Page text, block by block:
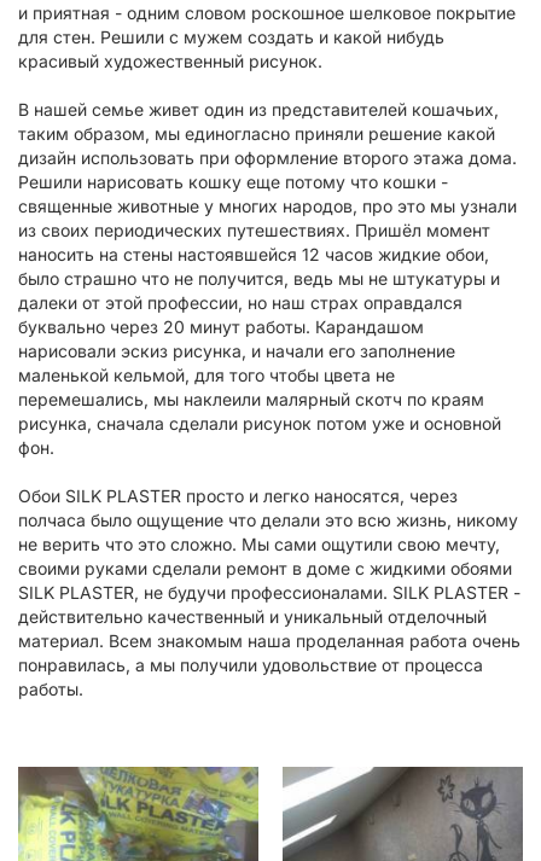
и приятная - одним словом роскошное шелковое покрытие
для стен. Решили с мужем создать и какой нибудь
красивый художественный рисунок.
В нашей семье живет один из представителей кошачьих,
таким образом, мы единогласно приняли решение какой
дизайн использовать при оформление второго этажа дома.
Решили нарисовать кошку еще потому что кошки -
священные животные у многих народов, про это мы узнали
из своих периодических путешествиях. Пришёл момент
наносить на стены настоявшейся 12 часов жидкие обои,
было страшно что не получится, ведь мы не штукатуры и
далеки от этой профессии, но наш страх оправдался
буквально через 20 минут работы. Карандашом
нарисовали эскиз рисунка, и начали его заполнение
маленькой кельмой, для того чтобы цвета не
перемешались, мы наклеили малярный скотч по краям
рисунка, сначала сделали рисунок потом уже и основной
фон.
Обои SILK PLASTER просто и легко наносятся, через
полчаса было ощущение что делали это всю жизнь, никому
не верить что это сложно. Мы сами ощутили свою мечту,
своими руками сделали ремонт в доме с жидкими обоями
SILK PLASTER, не будучи профессионалами. SILK PLASTER -
действительно качественный и уникальный отделочный
материал. Всем знакомым наша проделанная работа очень
понравилась, а мы получили удовольствие от процесса
работы.